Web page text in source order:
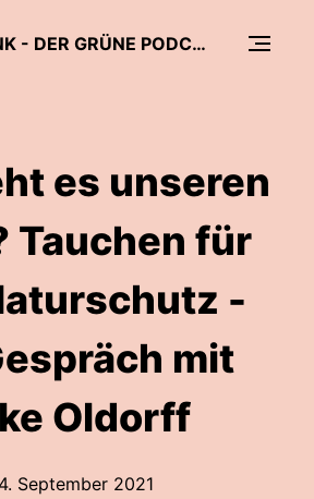
FLURFUNK - DER GRÜNE PODCAST AUS OSTPRIGNITZ-RUPPIN, DER PRIGNITZ UND DEM HAVELLAND
es unseren
Tauchen für
-
mit
Oldorff
September 2021